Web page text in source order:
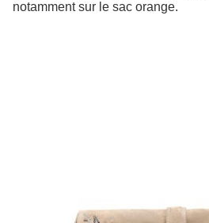
notamment sur le sac orange.